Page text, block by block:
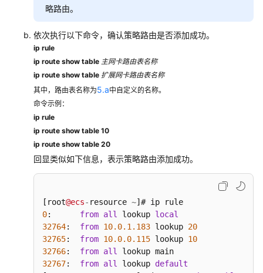
信
动
网
卡
Linux
云
务
配
置
IPv4
和
略路由。
依次执行以下命令，确认策略路由是否添加成功。
ip rule
ip route show table 主网卡路由表名称
ip route show table 扩展网卡路由表名称
其中，路由表名称为5.a中自定义的名称。
命令示例：
ip rule
ip route show table 10
ip route show table 20
回显类似如下信息，表示策略路由添加成功。
[root@ecs- resource ~
0: from all lookup local
32764: from 10.0.1 .183 lookup 20
32765: from 10.0.0.115 lookup 10
32766: from all
32767: from all lookup default